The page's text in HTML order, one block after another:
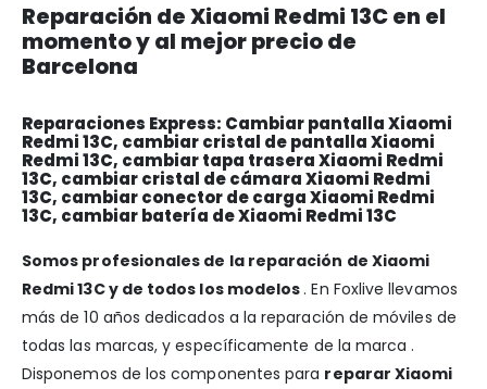
Reparación de Xiaomi Redmi 13C en el
momento y al mejor precio de
Barcelona
Reparaciones Express: Cambiar pantalla Xiaomi
Redmi 13C, cambiar cristal de pantalla Xiaomi
Redmi 13C, cambiar tapa trasera Xiaomi Redmi
13C, cambiar cristal de cámara Xiaomi Redmi
13C, cambiar conector de carga Xiaomi Redmi
13C, cambiar batería de Xiaomi Redmi 13C
Somos profesionales de la reparación de Xiaomi
Redmi 13C y de todos los modelos. En Foxlive llevamos
más de 10 años dedicados a la reparación de móviles de
todas las marcas, y específicamente de la marca .
Disponemos de los componentes para reparar Xiaomi